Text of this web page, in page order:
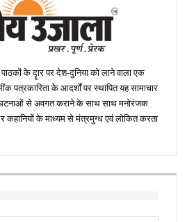
के दॄार पर देश-दुनिया को लाने वाला एक
पत्रकारिता के आदर्शों पर स्थापित यह सामाचार
घटनाओं से अवगत कराने के साथ साथ मनोरंजक
कहानियों के माध्यम से मंत्रमुग्ध एवं लोकित करता